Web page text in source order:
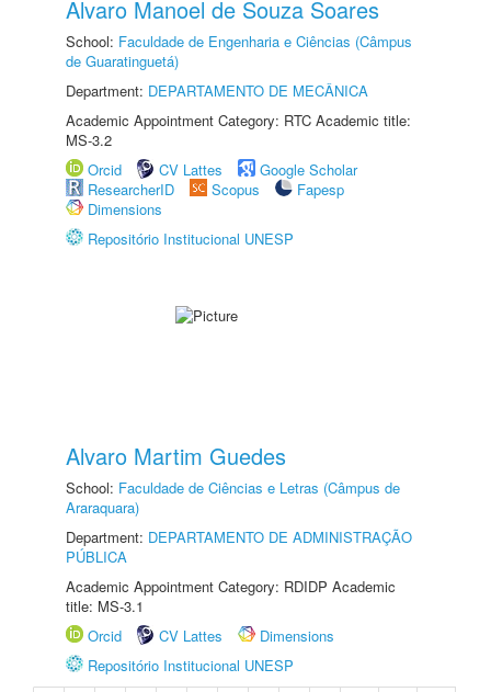
Alvaro Manoel de Souza Soares
School: Faculdade de Engenharia e Ciências (Câmpus
de Guaratinguetá)
Department: DEPARTAMENTO DE MECÂNICA
Academic Appointment Category: RTC Academic title:
MS-3.2
Orcid
CV Lattes
Google Scholar
ResearcherID
Scopus
Fapesp
Dimensions
Repositório Institucional UNESP
Alvaro Martim Guedes
School: Faculdade de Ciências e Letras (Câmpus de
Araraquara)
Department: DEPARTAMENTO DE ADMINISTRAÇÃO
PÚBLICA
Academic Appointment Category: RDIDP Academic
title: MS-3.1
Orcid
CV Lattes
Dimensions
Repositório Institucional UNESP